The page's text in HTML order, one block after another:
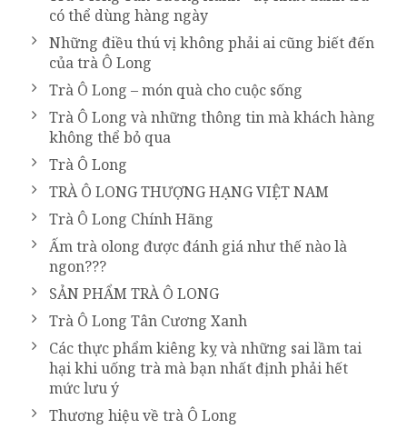
có thể dùng hàng ngày
Những điều thú vị không phải ai cũng biết đến
của trà Ô Long
Trà Ô Long – món quà cho cuộc sống
Trà Ô Long và những thông tin mà khách hàng
không thể bỏ qua
Trà Ô Long
TRÀ Ô LONG THƯỢNG HẠNG VIỆT NAM
Trà Ô Long Chính Hãng
Ấm trà olong được đánh giá như thế nào là
ngon???
SẢN PHẨM TRÀ Ô LONG
Trà Ô Long Tân Cương Xanh
Các thực phẩm kiêng kỵ và những sai lầm tai
hại khi uống trà mà bạn nhất định phải hết
mức lưu ý
Thương hiệu về trà Ô Long